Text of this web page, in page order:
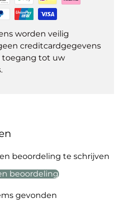
worden veilig
creditcardgegevens
toegang tot uw
beoordeling te schrijven
beoordeling
gevonden